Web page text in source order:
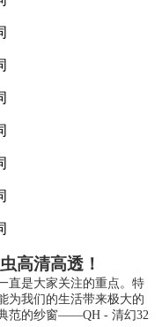
高清高透！
直是大家关注的重点。特
为我们的生活带来极大的
范的纱窗——QH - 清幻32